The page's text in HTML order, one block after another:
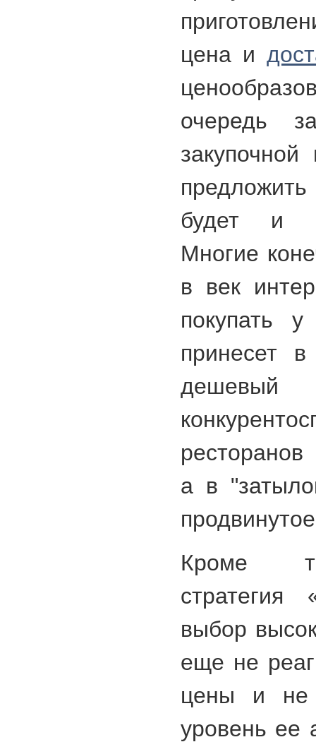
цена и
очередь
будет и
Многие
в век
покупать
принесет
а в
Кроме
стратегия
выбор
еще не
цены и не
уровень ее